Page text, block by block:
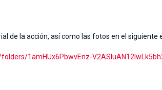
de la acción, así como las fotos en el siguiente
1amHUx6PbwvEnz-